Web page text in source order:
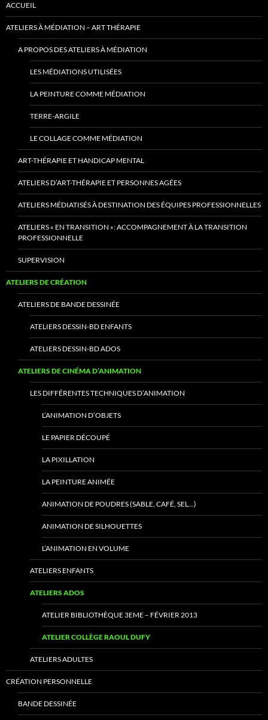
ACCUEIL
ATELIERS À MÉDIATION – ART THÉRAPIE
A PROPOS DES ATELIERS À MÉDIATION
LES MÉDIATIONS UTILISÉES
LA PEINTURE COMME MÉDIATION
TERRE-ARGILE
LE COLLAGE COMME MÉDIATION
ART-THÉRAPIE ET HANDICAP MENTAL
ATELIERS D’ART-THÉRAPIE ET PERSONNES AGÉES
ATELIERS MÉDIATISÉS À DESTINATION DES ÉQUIPES PROFESSIONNELLES
ATELIERS « EN TRANSITION »: ACCOMPAGNEMENT À LA TRANSITION
PROFESSIONNELLE
SUPERVISION
ATELIERS DE CRÉATION
ATELIERS DE BANDE DESSINÉE
ATELIERS DESSIN-BD ENFANTS
ATELIERS DESSIN-BD ADOS
ATELIERS DE CINÉMA D’ANIMATION
LES DIFFÉRENTES TECHNIQUES D’ANIMATION
L’ANIMATION D’OBJETS
LE PAPIER DÉCOUPÉ
LA PIXILLATION
LA PEINTURE ANIMÉE
ANIMATION DE POUDRES (SABLE, CAFÉ, SEL…)
ANIMATION DE SILHOUETTES
L’ANIMATION EN VOLUME
ATELIERS ENFANTS
ATELIERS ADOS
ATELIER BIBLIOTHÈQUE 3EME – FÉVRIER 2013
ATELIER COLLÈGE RAOUL DUFY
ATELIERS ADULTES
CRÉATION PERSONNELLE
BANDE DESSINÉE